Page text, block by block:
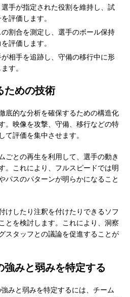
選手が指定された役割を維持し、試
評価します。
割合を測定し、選手のボール保持
評価します。
相手を追跡し、守備の移行中に形
す。
ための技術
底的な分析を確保するための構造化
。映像を攻撃、守備、移行などの特
て評価を集中させます。
ごとの再生を利用して、選手の動き
。これにより、フルスピードでは明
パスのパターンが明らかになること
けしたり注釈を付けたりできるソフ
とを検討します。これにより、洞察
スタッフとの議論を促進することが
強みと弱みを特定する
みと弱みを特定するには、チーム